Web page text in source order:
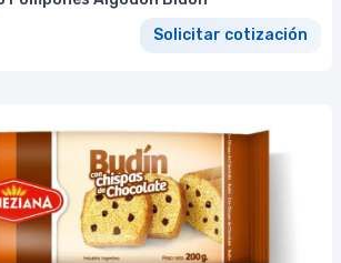
Solicitar cotización